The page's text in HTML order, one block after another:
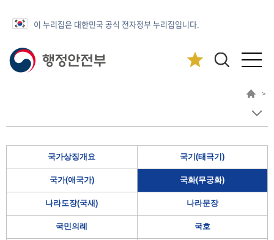
이 누리집은 대한민국 공식 전자정부 누리집입니다.
>
국가상징개요 국기(태극기)
국가(애국가) 국화(무궁화)
나라도장(국새) 나라문장
국민의례 국호